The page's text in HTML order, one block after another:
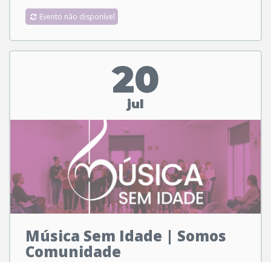
Evento não disponível
20
jul
Música Sem Idade | Somos
Comunidade